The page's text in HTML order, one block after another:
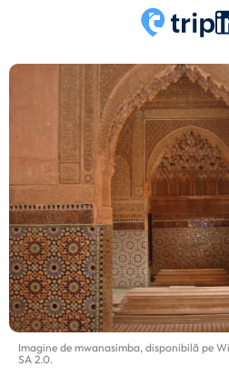
Imagine de mwanasimba, disponibilă pe
SA 2.0.